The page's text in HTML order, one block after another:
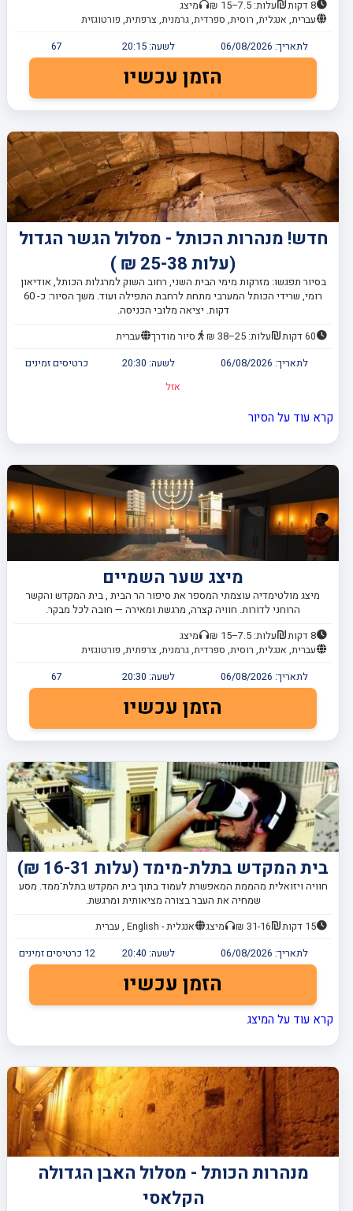
8 דקות עלות: 7.5–15 ₪
מיצג
עברית, אנגלית, רוסית, ספרדית, גרמנית, צרפתית, פורטוגזית
לתאריך: 06/08/2026 לשעה:20:15
67
הזמן עכשיו
חדש! מנהרות הכותל - מסלול הגשר הגדול
(עלות 25-38 ₪ )
בסיור תפגשו: מזרקות מימי הבית השני, רחוב השוק למרגלות הכותל, אודיאון
רומי, שרידי הכותל המערבי מתחת לרחבת התפילה ועוד. משך הסיור: כ- 60
דקות. יציאה מלובי הכניסה.
60 דקות עלות: 25–38 ₪ סיור מודרך
עברית
לתאריך: 06/08/2026 לשעה: 20:30
כרטיסים זמינים
אזל
קרא עוד על הסיור
מיצג שער השמיים
מיצג מולטימדיה עוצמתי המספר את סיפור הר הבית , בית המקדש והקשר
הרוחני לדורות. חוויה קצרה, מרגשת ומאירה — חובה לכל מבקר.
8 דקות עלות: 7.5–15 ₪
מיצג
עברית, אנגלית, רוסית, ספרדית, גרמנית, צרפתית, פורטוגזית
לתאריך: 06/08/2026 לשעה: 20:30
67
הזמן עכשיו
בית המקדש בתלת-מימד (עלות 16-31 ₪)
חוויה ויזואלית מהממת המאפשרת לעמוד בתוך בית המקדש בתלת־ממד. מסע
שמחיה את העבר בצורה מציאותית ומרגשת.
15 דקות 31-16 ₪ מיצג
אנגלית - English , עברית
לתאריך: 06/08/2026 לשעה: 20:40
12 כרטיסים זמינים
הזמן עכשיו
קרא עוד על המיצג
מנהרות הכותל - מסלול האבן הגדולה
הקלאסי